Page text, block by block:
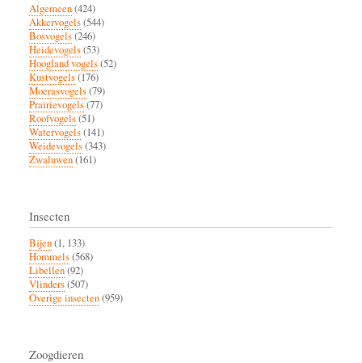
Algemeen(424)
Akkervogels(544)
Bosvogels(246)
Heidevogels(53)
Hoogland vogels(52)
Kustvogels(176)
Moerasvogels(79)
Prairievogels(77)
Roofvogels(51)
Watervogels(141)
Weidevogels(343)
Zwaluwen(161)
Insecten
Bijen(1, 133)
Hommels(568)
Libellen(92)
Vlinders(507)
Overige insecten(959)
Zoogdieren